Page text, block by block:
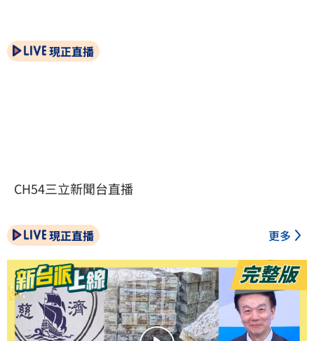
現正直播
CH54三立新聞台直播
現正直播 更多